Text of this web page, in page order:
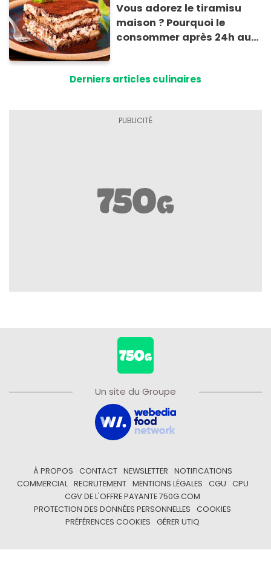
Vous adorez le tiramisu
maison ? Pourquoi le
consommer après 24h au
Derniers articles culinaires
Un site du Groupe
À PROPOS CONTACT NEWSLETTER
NOTIFICATIONS
COMMERCIAL
RECRUTEMENT MENTIONS LÉGALES CGU
CPU
CGV DE L'OFFRE PAYANTE 750G.COM
PROTECTION DES DONNÉES PERSONNELLES
COOKIES
PRÉFÉRENCES COOKIES
GÉRER UTIQ